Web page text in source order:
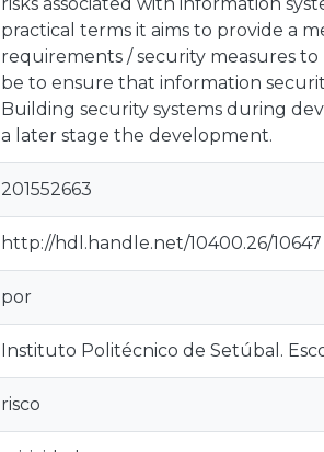
practical terms it aims to provide a
requirements / security measures
be to ensure that information
Building security systems during
a later stage the development.
201552663
http://hdl.handle.net/10400.26/10647
por
Instituto Politécnico de Setúbal.
risco